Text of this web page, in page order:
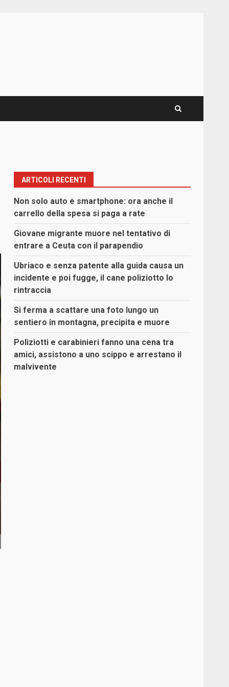
ARTICOLI RECENTI
Non solo auto e smartphone: ora anche il
carrello della spesa si paga a rate
Giovane migrante muore nel tentativo di
entrare a Ceuta con il parapendio
Ubriaco e senza patente alla guida causa un
incidente e poi fugge, il cane poliziotto lo
rintraccia
Si ferma a scattare una foto lungo un
sentiero in montagna, precipita e muore
Poliziotti e carabinieri fanno una cena tra
amici, assistono a uno scippo e arrestano il
malvivente